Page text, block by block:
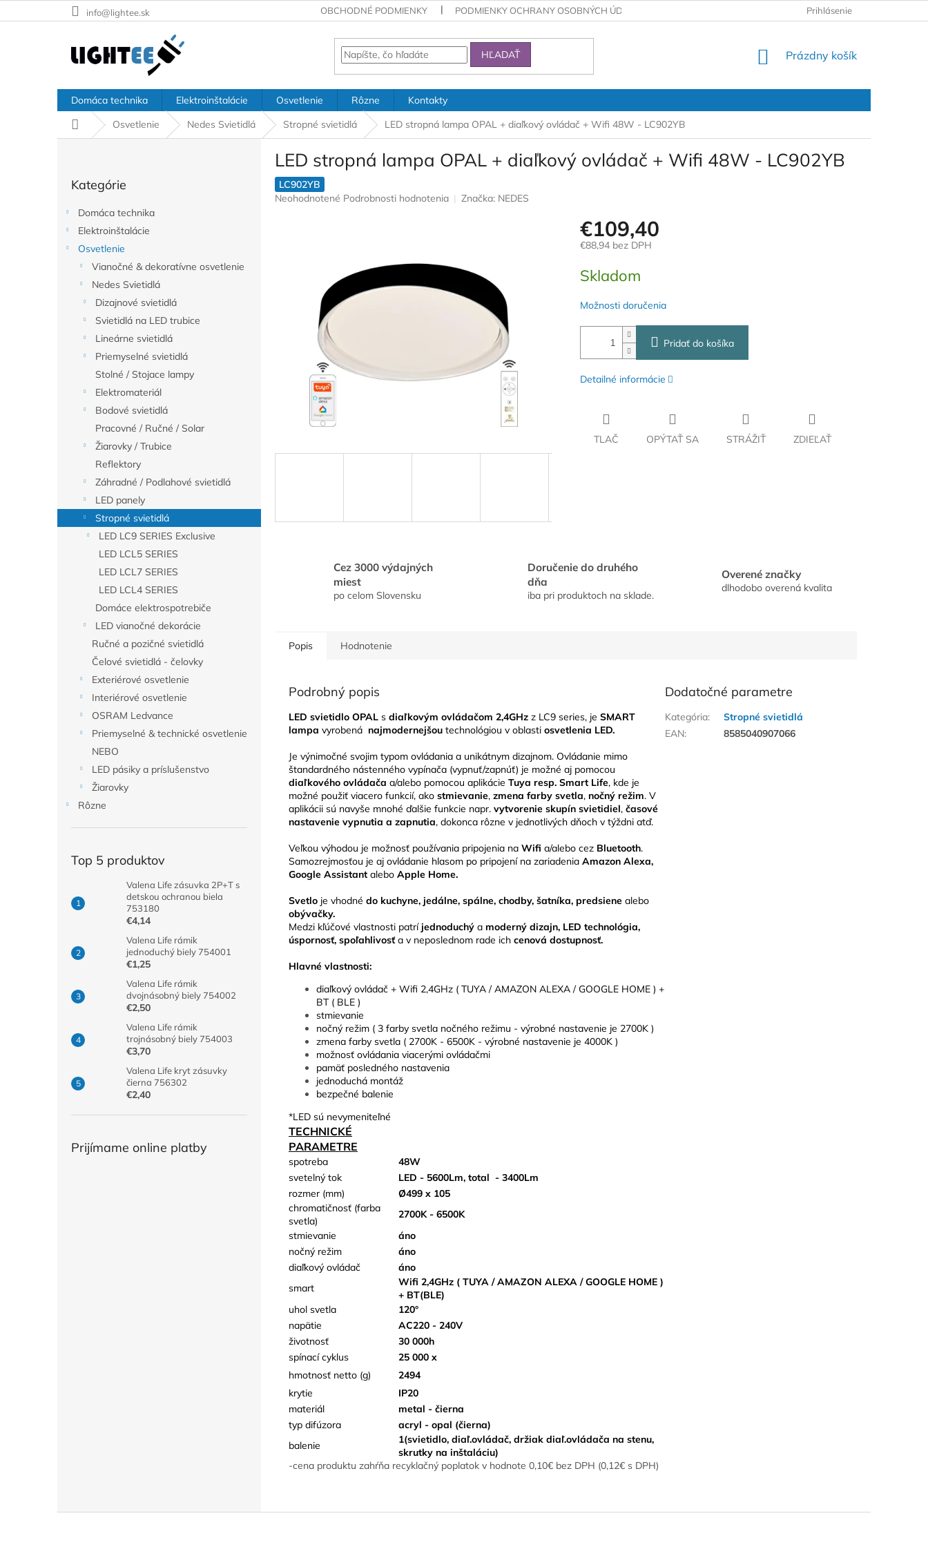
na
info@lightee.sk OBCHODNÉ PODMIENKY PODMIENKY OCHRANY OSOBNÝCH ÚDAJOV Prihlásenie
HĽADAŤ
NÁKUPNÝ
Prázdny košík
Domáca technika Elektroinštalácie Osvetlenie Rôzne
Kontakty
DomovOsvetlenie Nedes Svietidlá Stropné svietidlá LED stropná lampa OPAL + diaľkový ovládač + Wifi 48W - LC902YB
kategórie
Kategórie
Domáca technika
Elektroinštalácie
Osvetlenie
Vianočné & dekoratívne osvetlenie
Nedes Svietidlá
Dizajnové svietidlá
Svietidlá na LED trubice
Lineárne svietidlá
Priemyselné svietidlá
Stolné / Stojace lampy
Elektromateriál
Bodové svietidlá
Pracovné / Ručné / Solar
Žiarovky / Trubice
Reflektory
Záhradné / Podlahové svietidlá
LED panely
Stropné svietidlá
LED LC9 SERIES Exclusive
LED LCL5 SERIES
LED LCL7 SERIES
LED LCL4 SERIES
Domáce elektrospotrebiče
LED vianočné dekorácie
Ručné a pozičné svietidlá
Čelové svietidlá - čelovky
Exteriérové osvetlenie
Interiérové osvetlenie
OSRAM Ledvance
Priemyselné & technické osvetlenie
NEBO
LED pásiky a príslušenstvo
Žiarovky
Rôzne
Top 5 produktov
Valena Life zásuvka 2P+T s
detskou ochranou biela
753180
€4,14
Valena Life rámik
jednoduchý biely 754001
€1,25
Valena Life rámik
dvojnásobný biely 754002
€2,50
Valena Life rámik
trojnásobný biely 754003
€3,70
Valena Life kryt zásuvky
čierna 756302
€2,40
Prijímame online platby
LED stropná lampa OPAL + diaľkový ovládač + Wifi 48W - LC902YB
LC902YB
Priemerné
Neohodnotené Podrobnosti hodnotenia Značka: NEDES
€109,40
€88,94 bez DPH
cena:
Skladom
Možnosti doručenia
Pridať do košíka
Detailné informácie
TLAČ OPÝTAŤ SA STRÁŽIŤ ZDIEĽAŤ
Cez 3000 výdajných
miest
po celom Slovensku
Doručenie do druhého
dňa
iba pri produktoch na sklade.
Overené značky
dlhodobo overená kvalita
Popis Hodnotenie
Podrobný popis
LED svietidlo OPAL s diaľkovým ovládačom 2,4GHz z LC9 series, je SMART
lampa vyrobená najmodernejšou technológiou v oblasti osvetlenia LED.
Je výnimočné svojim typom ovládania a unikátnym dizajnom. Ovládanie mimo
štandardného nástenného vypínača (vypnuť/zapnúť) je možné aj pomocou
diaľkového ovládača a/alebo pomocou aplikácie Tuya resp. Smart Life, kde je
možné použiť viacero funkcií, ako stmievanie, zmena farby svetla, nočný režim. V
aplikácii sú navyše mnohé ďalšie funkcie napr. vytvorenie skupín svietidiel, časové
nastavenie vypnutia a zapnutia, dokonca rôzne v jednotlivých dňoch v týždni atď.
Veľkou výhodou je možnosť používania pripojenia na Wifi a/alebo cez Bluetooth.
Samozrejmosťou je aj ovládanie hlasom po pripojení na zariadenia Amazon Alexa,
Google Assistant alebo Apple Home.
Svetlo je vhodné do kuchyne, jedálne, spálne, chodby, šatníka, predsiene alebo
obývačky.
Medzi kľúčové vlastnosti patríjednoduchý a moderný dizajn, LED technológia,
úspornosť, spoľahlivosť a v neposlednom rade ich cenová dostupnosť.
Hlavné vlastnosti:
diaľkový ovládač + Wifi 2,4GHz ( TUYA / AMAZON ALEXA / GOOGLE HOME ) +
BT ( BLE )
stmievanie
nočný režim ( 3 farby svetla nočného režimu - výrobné nastavenie je 2700K )
zmena farby svetla ( 2700K - 6500K - výrobné nastavenie je 4000K )
možnosť ovládania viacerými ovládačmi
pamäť posledného nastavenia
jednoduchá montáž
bezpečné balenie
*LED sú nevymeniteľné
TECHNICKÉ
PARAMETRE
spotreba
48W
svetelný tok
LED - 5600Lm, total - 3400Lm
rozmer (mm)
Ø499 x 105
chromatičnosť (farba
svetla)
2700K - 6500K
stmievanie
áno
nočný režim
áno
diaľkový ovládač
áno
smart
Wifi 2,4GHz ( TUYA / AMAZON ALEXA / GOOGLE HOME )
+ BT(BLE)
uhol svetla
120°
napätie
AC220 - 240V
životnosť
30 000h
spínací cyklus
25 000 x
hmotnosť netto (g)
2494
krytie
IP20
materiál
metal - čierna
typ difúzora
acryl - opal (čierna)
balenie
1(svietidlo, diaľ.ovládač, držiak diaľ.ovládača na stenu,
skrutky na inštaláciu)
-cena produktu zahŕňa recyklačný poplatok v hodnote 0,10€ bez DPH (0,12€ s DPH)
Dodatočné parametre
Kategória:
Stropné svietidlá
EAN: 8585040907066